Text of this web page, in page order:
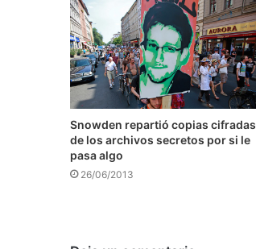
Snowden repartió copias cifradas
de los archivos secretos por si le
pasa algo
26/06/2013